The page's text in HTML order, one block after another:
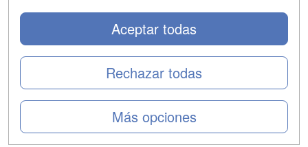
Más opciones
Rechazar todas
Aceptar todas